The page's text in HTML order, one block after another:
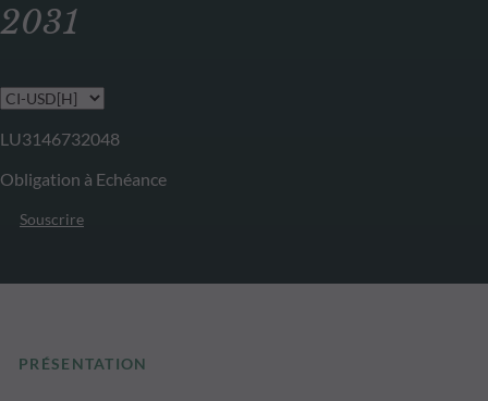
2031
LU3146732048
Obligation à Echéance
Souscrire
PRÉSENTATION